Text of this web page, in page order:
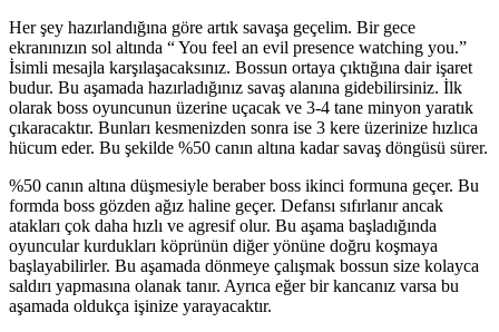
Her şey hazırlandığına göre artık savaşa geçelim. Bir gece
ekranınızın sol altında “ You feel an evil presence watching you.”
İsimli mesajla karşılaşacaksınız. Bossun ortaya çıktığına dair işaret
budur. Bu aşamada hazırladığınız savaş alanına gidebilirsiniz. İlk
olarak boss oyuncunun üzerine uçacak ve 3-4 tane minyon yaratık
çıkaracaktır. Bunları kesmenizden sonra ise 3 kere üzerinize hızlıca
hücum eder. Bu şekilde %50 canın altına kadar savaş döngüsü sürer.
%50 canın altına düşmesiyle beraber boss ikinci formuna geçer. Bu
formda boss gözden ağız haline geçer. Defansı sıfırlanır ancak
atakları çok daha hızlı ve agresif olur. Bu aşama başladığında
oyuncular kurdukları köprünün diğer yönüne doğru koşmaya
başlayabilirler. Bu aşamada dönmeye çalışmak bossun size kolayca
saldırı yapmasına olanak tanır. Ayrıca eğer bir kancanız varsa bu
aşamada oldukça işinize yarayacaktır.